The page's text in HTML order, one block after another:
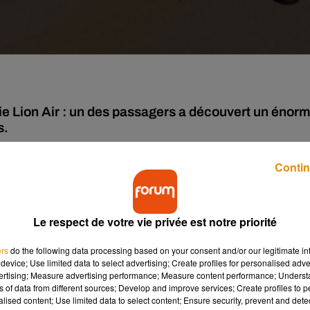
Lion Air : un des passagers a découvert un
tourne au drame jeudi 14 février dernier. Alors que l'appareil
gros scorpion s'est manifesté lorsque un des passagers a
était resté caché pendant toute la durée de vol dans le
qui n’ont pas su quoi faire face à cet évènement
un témoin au quotidien britanniqueThe Sun. Par la suite,
repoussant les insectes avait été pulvérisé, permettant
Le respect de votre vie privée est notre priorité
do the following data processing based on your consent and/or our legitimate
Use limited data to select advertising; Create profiles for personalised
Measure advertising performance; Measure content performance;
of data from different sources; Develop and improve services; Create profiles to
content; Use limited data to select content; Ensure security, prevent and